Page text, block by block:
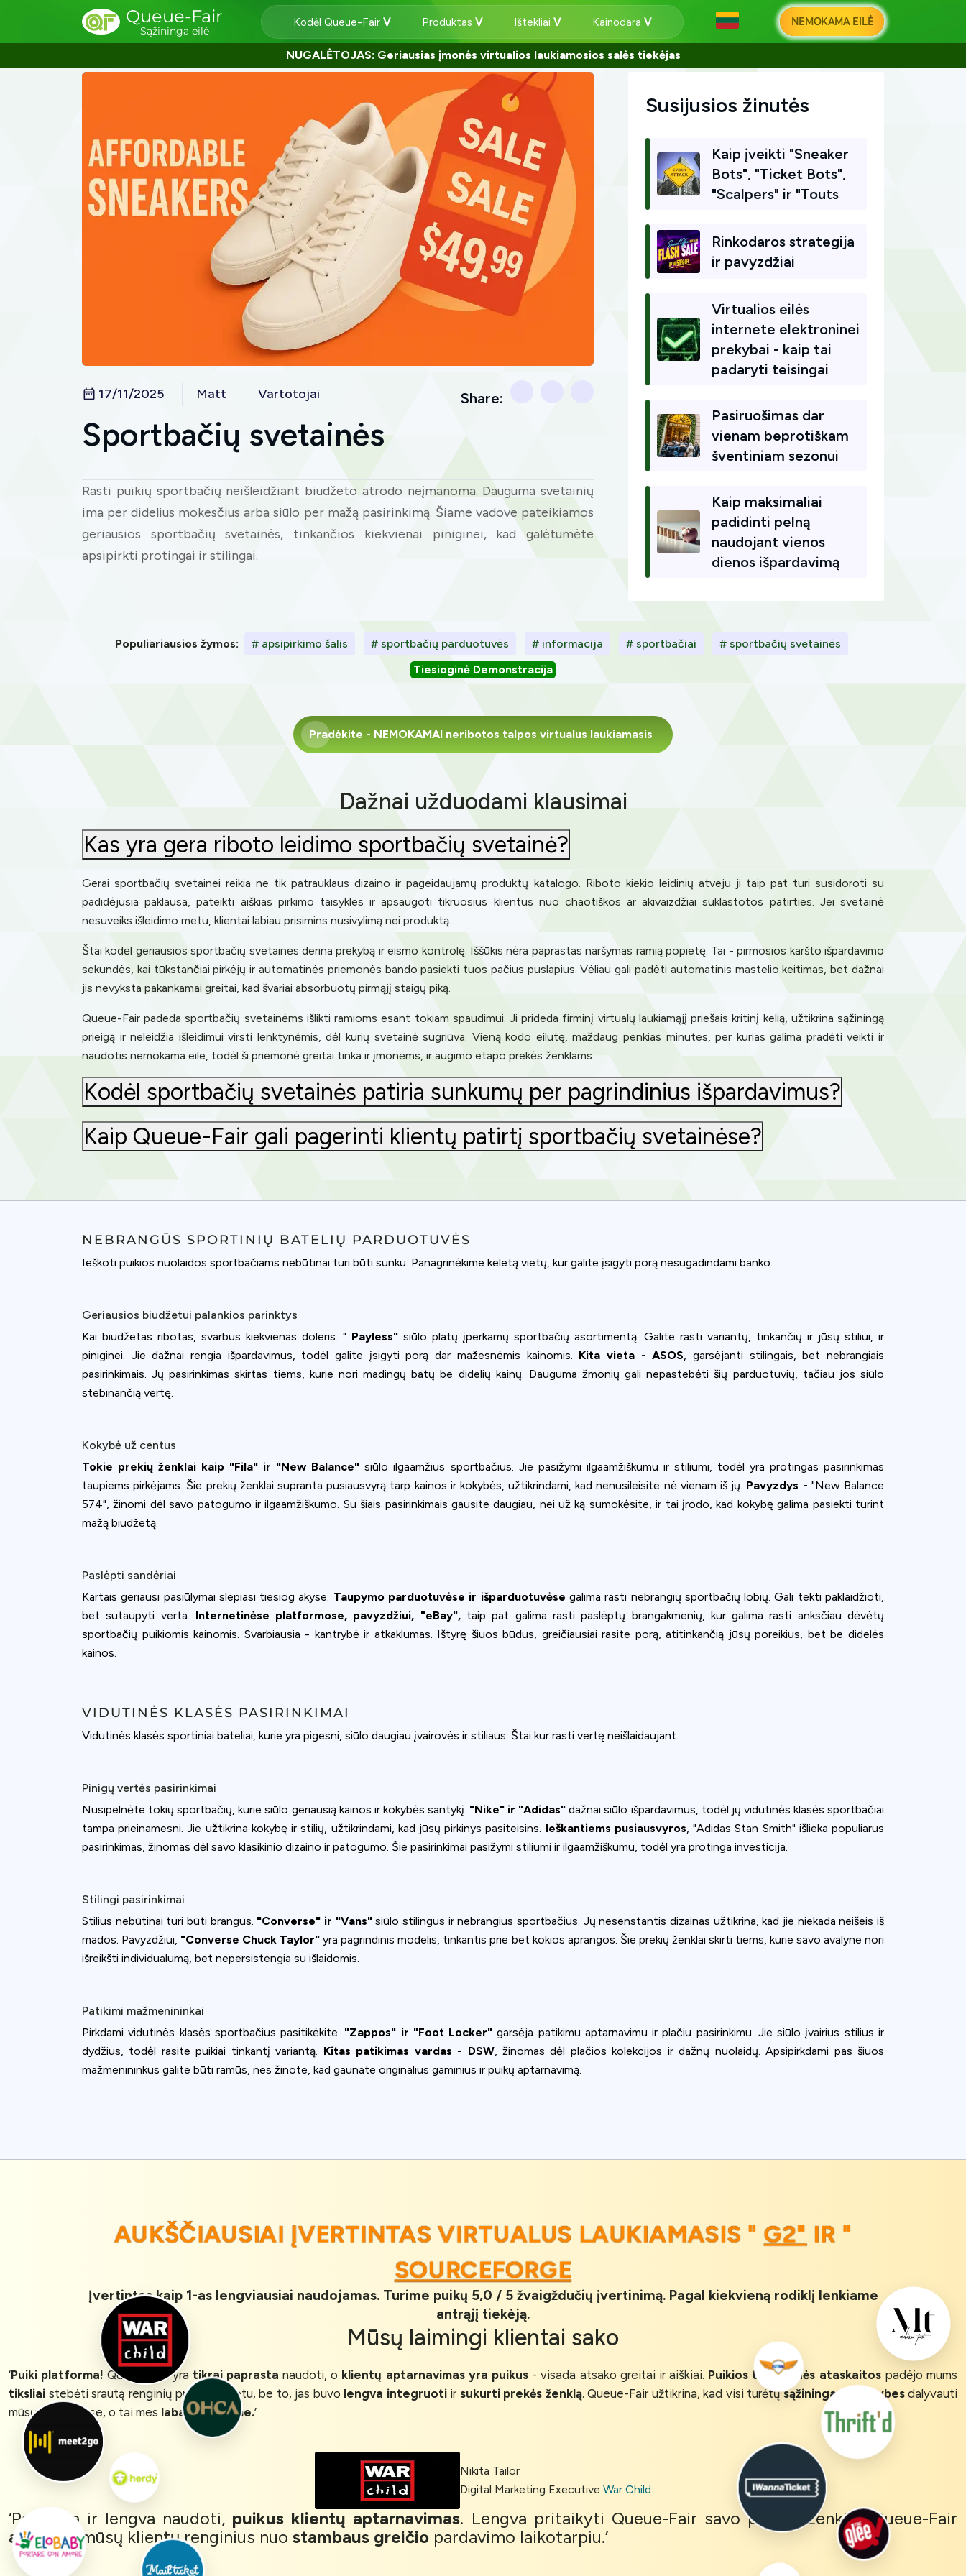
Queue-Fair
Sąžininga eilė
Kodėl Queue-Fair Produktas Ištekliai Kainodara NEMOKAMA EILĖ
NUGALĖTOJAS: Geriausias įmonės virtualios laukiamosios salės tiekėjas
17/11/2025 Matt Vartotojai Share:
Sportbačių svetainės
Rasti puikių sportbačių neišleidžiant biudžeto atrodo neįmanoma. Dauguma svetainių
ima per didelius mokesčius arba siūlo per mažą pasirinkimą. Šiame vadove pateikiamos
geriausios sportbačių svetainės, tinkančios kiekvienai piniginei, kad galėtumėte
apsipirkti protingai ir stilingai.
Susijusios žinutės
Kaip įveikti "Sneaker
Bots", "Ticket Bots",
"Scalpers" ir "Touts
Rinkodaros strategija
ir pavyzdžiai
Virtualios eilės
internete elektroninei
prekybai - kaip tai
padaryti teisingai
Pasiruošimas dar
vienam beprotiškam
šventiniam sezonui
Kaip maksimaliai
padidinti pelną
naudojant vienos
dienos išpardavimą
Populiariausios žymos: # apsipirkimo šalis # sportbačių parduotuvės # informacija # sportbačiai
# sportbačių svetainės
Tiesioginė Demonstracija
Pradėkite - NEMOKAMAI neribotos talpos virtualus laukiamasis
Dažnai užduodami klausimai
Kas yra gera riboto leidimo sportbačių svetainė?
Gerai sportbačių svetainei reikia ne tik patrauklaus dizaino ir pageidaujamų produktų katalogo. Riboto kiekio leidinių atveju ji taip pat turi susidoroti su
padidėjusia paklausa, pateikti aiškias pirkimo taisykles ir apsaugoti tikruosius klientus nuo chaotiškos ar akivaizdžiai suklastotos patirties. Jei svetainė
nesuveiks išleidimo metu, klientai labiau prisimins nusivylimą nei produktą.
Štai kodėl geriausios sportbačių svetainės derina prekybą ir eismo kontrolę. Iššūkis nėra paprastas naršymas ramią popietę. Tai - pirmosios karšto išpardavimo
sekundės, kai tūkstančiai pirkėjų ir automatinės priemonės bando pasiekti tuos pačius puslapius. Vėliau gali padėti automatinis mastelio keitimas, bet dažnai
jis nevyksta pakankamai greitai, kad švariai absorbuotų pirmąjį staigų piką.
Queue-Fair padeda sportbačių svetainėms išlikti ramioms esant tokiam spaudimui. Ji prideda firminį virtualų laukiamąjį priešais kritinį kelią, užtikrina sąžiningą
prieigą ir neleidžia išleidimui virsti lenktynėmis, dėl kurių svetainė sugriūva. Vieną kodo eilutę, maždaug penkias minutes, per kurias galima pradėti veikti ir
naudotis nemokama eile, todėl ši priemonė greitai tinka ir įmonėms, ir augimo etapo prekės ženklams.
Kodėl sportbačių svetainės patiria sunkumų per pagrindinius išpardavimus?
Kaip Queue-Fair gali pagerinti klientų patirtį sportbačių svetainėse?
NEBRANGŪS SPORTINIŲ BATELIŲ PARDUOTUVĖS
Ieškoti puikios nuolaidos sportbačiams nebūtinai turi būti sunku. Panagrinėkime keletą vietų, kur galite įsigyti porą nesugadindami banko.
Geriausios biudžetui palankios parinktys
Kai biudžetas ribotas, svarbus kiekvienas doleris. " Payless" siūlo platų įperkamų sportbačių asortimentą. Galite rasti variantų, tinkančių ir jūsų stiliui, ir
piniginei. Jie dažnai rengia išpardavimus, todėl galite įsigyti porą dar mažesnėmis kainomis. Kita vieta - ASOS, garsėjanti stilingais, bet nebrangiais
pasirinkimais. Jų pasirinkimas skirtas tiems, kurie nori madingų batų be didelių kainų. Dauguma žmonių gali nepastebėti šių parduotuvių, tačiau jos siūlo
stebinančią vertę.
Kokybė už centus
Tokie prekių ženklai kaip "Fila" ir "New Balance" siūlo ilgaamžius sportbačius. Jie pasižymi ilgaamžiškumu ir stiliumi, todėl yra protingas pasirinkimas
taupiems pirkėjams. Šie prekių ženklai supranta pusiausvyrą tarp kainos ir kokybės, užtikrindami, kad nenusileisite nė vienam iš jų. Pavyzdys - "New Balance
574", žinomi dėl savo patogumo ir ilgaamžiškumo. Su šiais pasirinkimais gausite daugiau, nei už ką sumokėsite, ir tai įrodo, kad kokybę galima pasiekti turint
mažą biudžetą.
Paslėpti sandėriai
Kartais geriausi pasiūlymai slepiasi tiesiog akyse. Taupymo parduotuvėse ir išparduotuvėse galima rasti nebrangių sportbačių lobių. Gali tekti paklaidžioti,
bet sutaupyti verta. Internetinėse platformose, pavyzdžiui, "eBay",taip pat galima rasti paslėptų brangakmenių, kur galima rasti anksčiau dėvėtų
sportbačių puikiomis kainomis. Svarbiausia - kantrybė ir atkaklumas. Ištyrę šiuos būdus, greičiausiai rasite porą, atitinkančią jūsų poreikius, bet be didelės
kainos.
VIDUTINĖS KLASĖS PASIRINKIMAI
Vidutinės klasės sportiniai bateliai, kurie yra pigesni, siūlo daugiau įvairovės ir stiliaus. Štai kur rasti vertę neišlaidaujant.
Pinigų vertės pasirinkimai
Nusipelnėte tokių sportbačių, kurie siūlo geriausią kainos ir kokybės santykį. "Nike" ir "Adidas" dažnai siūlo išpardavimus, todėl jų vidutinės klasės sportbačiai
tampa prieinamesni. Jie užtikrina kokybę ir stilių, užtikrindami, kad jūsų pirkinys pasiteisins. Ieškantiems pusiausvyros, "Adidas Stan Smith" išlieka populiarus
pasirinkimas, žinomas dėl savo klasikinio dizaino ir patogumo. Šie pasirinkimai pasižymi stiliumi ir ilgaamžiškumu, todėl yra protinga investicija.
Stilingi pasirinkimai
Stilius nebūtinai turi būti brangus. "Converse" ir "Vans"siūlo stilingus ir nebrangius sportbačius. Jų nesenstantis dizainas užtikrina, kad jie niekada neišeis iš
mados. Pavyzdžiui, "Converse Chuck Taylor" yra pagrindinis modelis, tinkantis prie bet kokios aprangos. Šie prekių ženklai skirti tiems, kurie savo avalyne nori
išreikšti individualumą, bet nepersistengia su išlaidomis.
Patikimi mažmenininkai
Pirkdami vidutinės klasės sportbačius pasitikėkite. "Zappos" ir "Foot Locker" garsėja patikimu aptarnavimu ir plačiu pasirinkimu. Jie siūlo įvairius stilius ir
dydžius, todėl rasite puikiai tinkantį variantą. Kitas patikimas vardas - DSW, žinomas dėl plačios kolekcijos ir dažnų nuolaidų. Apsipirkdami pas šiuos
mažmenininkus galite būti ramūs, nes žinote, kad gaunate originalius gaminius ir puikų aptarnavimą.
AUKŠČIAUSIAI ĮVERTINTAS VIRTUALUS LAUKIAMASIS "G2"IR "
SOURCEFORGE
Įvertintas kaip 1-as lengviausiai naudojamas. Turime puikų 5,0 / 5 žvaigždučių įvertinimą. Pagal kiekvieną rodiklį lenkiame
antrąjį tiekėją.
Mūsų laimingi klientai sako
‘Puiki platforma! Queue-Fair yra tikrai paprasta naudoti, o klientų aptarnavimas yra puikus - visada atsako greitai ir aiškiai. Puikios tiesioginės ataskaitospadėjo mums
tiksliai stebėti srautą renginių pradžios metu, be to, jas buvo lengva integruotiir sukurti prekės ženklą. Queue-Fair užtikrina, kad visi turėtųsąžiningas galimybesdalyvauti
mūsų renginiuose, o tai mes labai vertiname.’
Nikita Tailor
Digital Marketing ExecutiveWar Child
‘Paprasta ir lengva naudoti, puikus klientų aptarnavimas. Lengva pritaikyti Queue-Fair savo prekės ženklui. Queue-Fair
apsaugomūsų klientų renginius nuo stambaus greičio pardavimo laikotarpiu.’
Queue-Fair.com uses cookies to provide content and improve your experience. You can
accept all cookie usage or use settings to manage categories individually.